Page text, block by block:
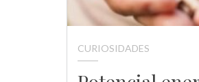
CURIOSIDADES